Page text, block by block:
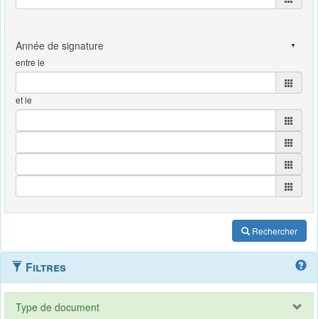
entre le
et le
Rechercher
Filtres
Type de document